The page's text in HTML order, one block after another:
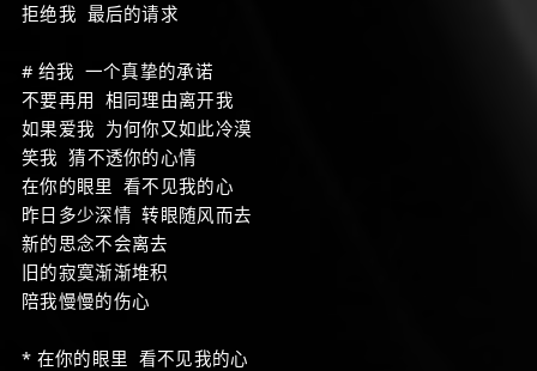
拒绝我 最后的请求
# 给我 一个真挚的承诺
不要再用 相同理由离开我
如果爱我 为何你又如此冷漠
笑我 猜不透你的心情
在你的眼里 看不见我的心
昨日多少深情 转眼随风而去
新的思念不会离去
旧的寂寞渐渐堆积
陪我慢慢的伤心
* 在你的眼里 看不见我的心